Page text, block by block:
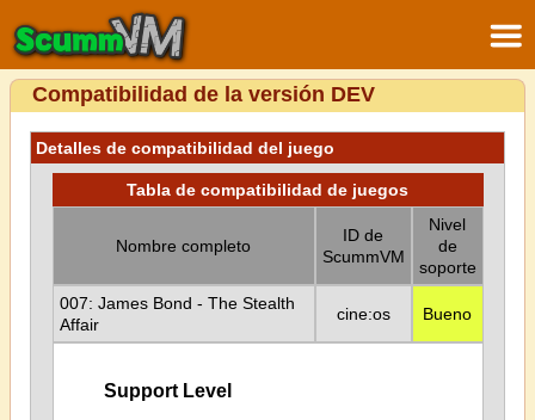
Compatibilidad de la versión DEV
Detalles de compatibilidad del juego
Tabla de compatibilidad de juegos
Nombre completo
ID de
ScummVM
Nivel
de
soporte
007: James Bond - The Stealth
Affair
cine:os Bueno
Support Level